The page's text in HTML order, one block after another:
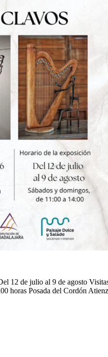
12 de julio al 9 de agosto
horas Posada del Cordón